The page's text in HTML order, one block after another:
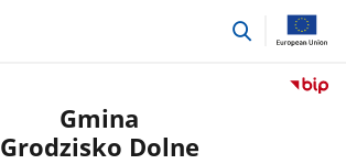
przejdź
Przejdź
Gmina
Grodzisko Dolne